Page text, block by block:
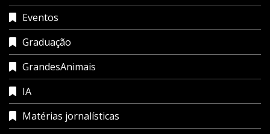
Eventos
Graduação
GrandesAnimais
IA
Matérias jornalísticas